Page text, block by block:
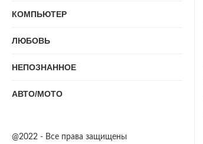
КОМПЬЮТЕР
ЛЮБОВЬ
НЕПОЗНАННОЕ
АВТО/МОТО
@2022 - Все права защищены